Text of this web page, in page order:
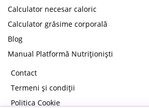
Calculator necesar caloric
Calculator grăsime corporală
Blog
Manual Platformă Nutriționiști
Contact
Termeni și condiții
Politica Cookie